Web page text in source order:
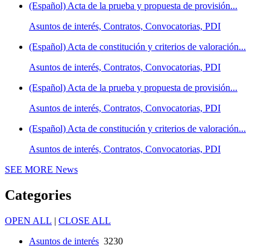
(Español) Acta de la prueba y propuesta de provisión...
Asuntos de interés, Contratos, Convocatorias, PDI
(Español) Acta de constitución y criterios de valoración...
Asuntos de interés, Contratos, Convocatorias, PDI
(Español) Acta de la prueba y propuesta de provisión...
Asuntos de interés, Contratos, Convocatorias, PDI
(Español) Acta de constitución y criterios de valoración...
Asuntos de interés, Contratos, Convocatorias, PDI
SEE MORE News
Categories
OPEN ALL | CLOSE ALL
Asuntos de interés 3230